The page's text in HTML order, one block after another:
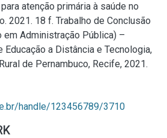
atenção primária à saúde no
2021. 18 f. Trabalho de Conclusão
em Administração Pública) –
Educação a Distância e Tecnologia,
de Pernambuco, Recife, 2021.
handle/123456789/3710